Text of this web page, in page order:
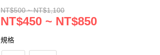
NT$500 ~ NT$1,100
NT$450 ~ NT$850
規格